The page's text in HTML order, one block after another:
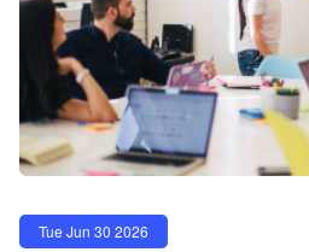
Tue Jun 30 2026